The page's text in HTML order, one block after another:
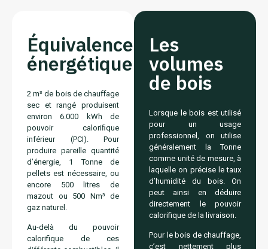
Équivalence
énergétique
2 m³ de bois de chauﬀage
sec et rangé produisent
environ 6.000 kWh de
pouvoir caloriﬁque
inférieur (PCI). Pour
produire pareille quantité
d’énergie, 1 Tonne de
pellets est nécessaire, ou
encore 500 litres de
mazout ou 500 Nm³ de
gaz naturel.
Au-delà du pouvoir
calorifique de ces
Les
volumes
de bois
Lorsque le bois est utilisé
pour un usage
professionnel, on utilise
généralement la Tonne
comme unité de mesure, à
laquelle on précise le taux
d’humidité du bois. On
peut ainsi en déduire
directement le pouvoir
calorifique de la livraison.
Pour le bois de chauffage,
c’est nettement plus